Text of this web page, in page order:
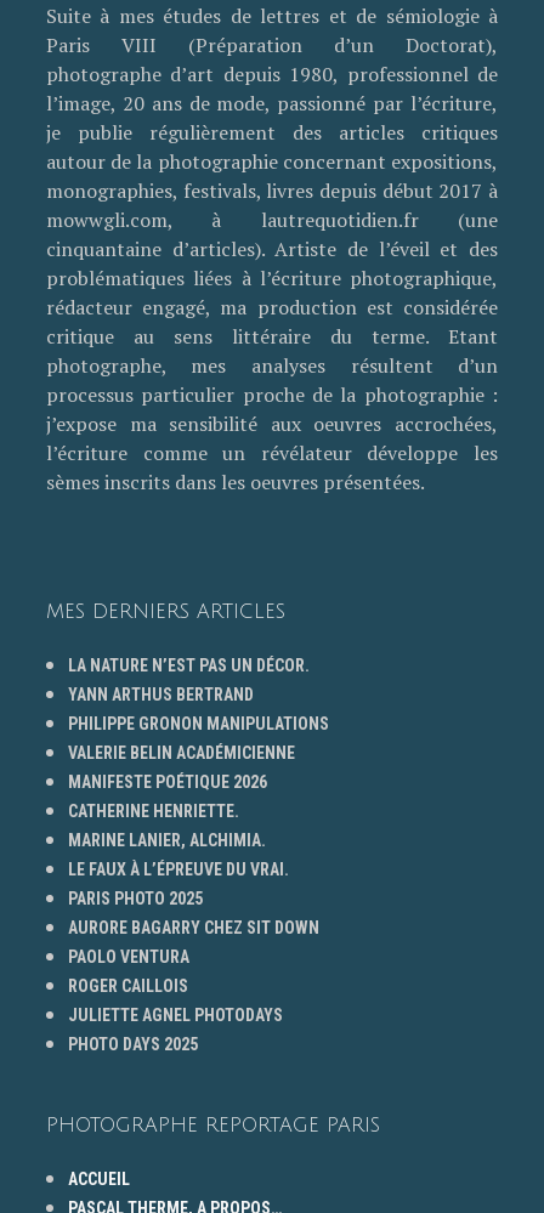
Suite à mes études de lettres et de sémiologie à
Paris VIII (Préparation d’un Doctorat),
photographe d’art depuis 1980, professionnel de
l’image, 20 ans de mode, passionné par l’écriture,
je publie régulièrement des articles critiques
autour de la photographie concernant expositions,
monographies, festivals, livres depuis début 2017 à
mowwgli.com, à lautrequotidien.fr (une
cinquantaine d’articles). Artiste de l’éveil et des
problématiques liées à l’écriture photographique,
rédacteur engagé, ma production est considérée
critique au sens littéraire du terme. Etant
photographe, mes analyses résultent d’un
processus particulier proche de la photographie :
j’expose ma sensibilité aux oeuvres accrochées,
l’écriture comme un révélateur développe les
sèmes inscrits dans les oeuvres présentées.
MES DERNIERS ARTICLES
LA NATURE N’EST PAS UN DÉCOR.
YANN ARTHUS BERTRAND
PHILIPPE GRONON MANIPULATIONS
VALERIE BELIN ACADÉMICIENNE
MANIFESTE POÉTIQUE 2026
CATHERINE HENRIETTE.
MARINE LANIER, ALCHIMIA.
LE FAUX À L’ÉPREUVE DU VRAI.
PARIS PHOTO 2025
AURORE BAGARRY CHEZ SIT DOWN
PAOLO VENTURA
ROGER CAILLOIS
JULIETTE AGNEL PHOTODAYS
PHOTO DAYS 2025
PHOTOGRAPHE REPORTAGE PARIS
ACCUEIL
PASCAL THERME, A PROPOS…